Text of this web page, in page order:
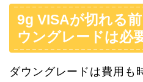
9g VISAが切れる
ウングレードは必
ダウングレードは費用も